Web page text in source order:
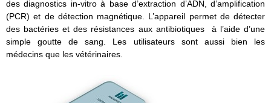
des diagnostics in-vitro à base d’extraction d’ADN, d’amplification
(PCR) et de détection magnétique. L’appareil permet de détecter
des bactéries et des résistances aux antibiotiques à l’aide d’une
simple goutte de sang. Les utilisateurs sont aussi bien les
médecins que les vétérinaires.